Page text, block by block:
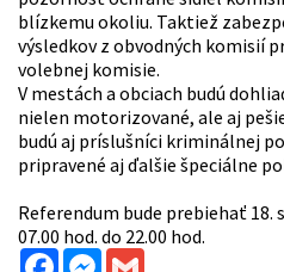
blízkemu okoliu. Taktiež
výsledkov z obvodných komisií
volebnej komisie.
V mestách a obciach budú
nielen motorizované, ale aj
budú aj príslušníci kriminálnej
pripravené aj ďalšie špeciálne
Referendum bude prebiehať 18.
07.00 hod. do 22.00 hod.
FacebookMessenger